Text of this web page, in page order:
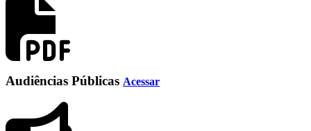
Audiências Públicas Acessar